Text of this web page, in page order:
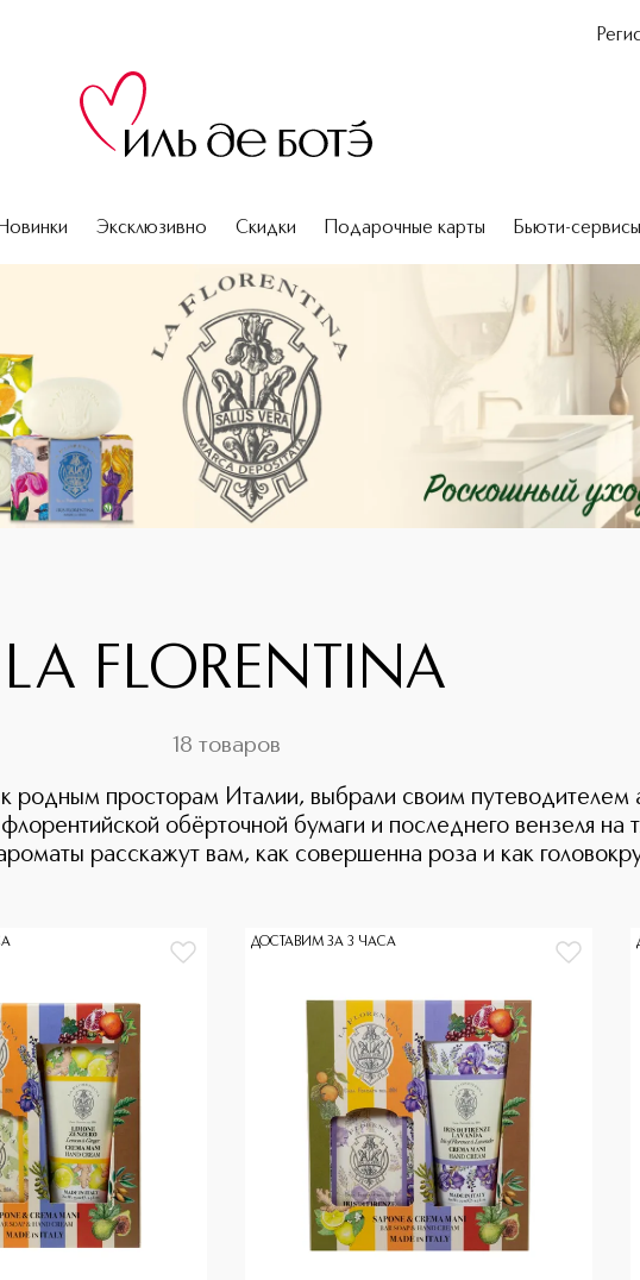
Новинки Эксклюзивно Скидки Подарочные карты Бьюти-сервисы
LA FLORENTINA
18 товаров
родным просторам Италии, выбрали своим
обёрточной бумаги и последнего вензеля на
расскажут вам, как совершенна роза и как
ДОСТАВИМ ЗА 3 ЧАСА